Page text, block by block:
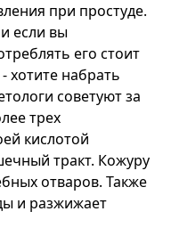
при простуде.
если вы
его стоит
хотите набрать
советуют за
трех
кислотой
тракт. Кожуру
отваров. Также
и разжижает